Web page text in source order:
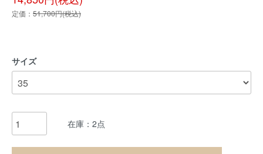
定価： 51,700円(税込)
サイズ
在庫：2点